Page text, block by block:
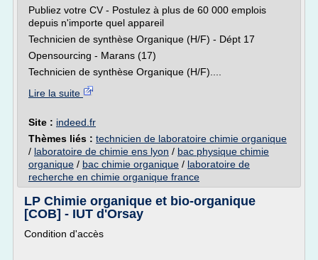
Publiez votre CV - Postulez à plus de 60 000 emplois
depuis n'importe quel appareil
Technicien de synthèse Organique (H/F) - Dépt 17
Opensourcing - Marans (17)
Technicien de synthèse Organique (H/F)....
Lire la suite
Site : indeed.fr
Thèmes liés : technicien de laboratoire chimie organique
/ laboratoire de chimie ens lyon / bac physique chimie
organique / bac chimie organique / laboratoire de
recherche en chimie organique france
LP Chimie organique et bio-organique
[COB] - IUT d'Orsay
Condition d'accès